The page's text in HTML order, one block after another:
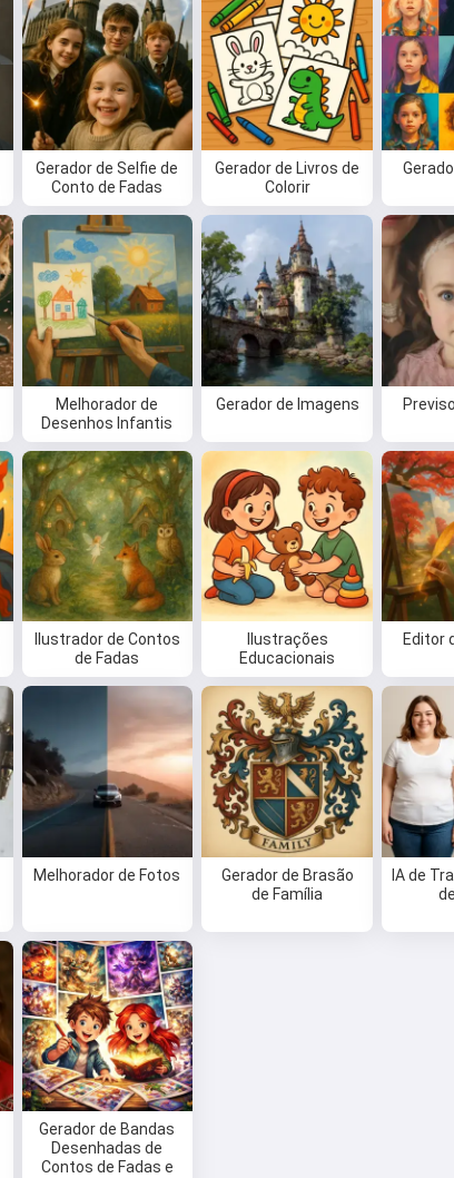
Gerador de Selfie de
Conto de Fadas
Gerador de Livros de
Colorir
Melhorador de
Desenhos Infantis
Gerador de Imagens
Ilustrador de Contos
de Fadas
Ilustrações
Educacionais
Editor
Melhorador de Fotos
Gerador de Brasão
de Família
IA de
Gerador de Bandas
Desenhadas de
Contos de Fadas e
Ao começar a usar o serviço, você aceita: Termos de
Serviço,Política de Privacidade,Política de Reembolso